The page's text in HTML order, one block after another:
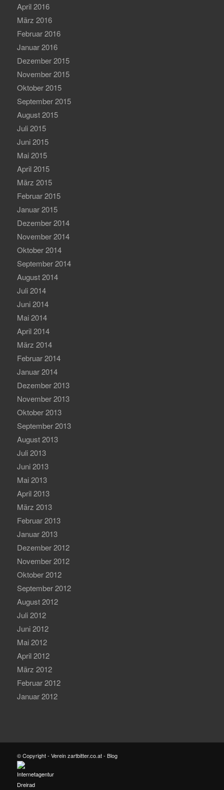
April 2016
März 2016
Februar 2016
Januar 2016
Dezember 2015
November 2015
Oktober 2015
September 2015
August 2015
Juli 2015
Juni 2015
Mai 2015
April 2015
März 2015
Februar 2015
Januar 2015
Dezember 2014
November 2014
Oktober 2014
September 2014
August 2014
Juli 2014
Juni 2014
Mai 2014
April 2014
März 2014
Februar 2014
Januar 2014
Dezember 2013
November 2013
Oktober 2013
September 2013
August 2013
Juli 2013
Juni 2013
Mai 2013
April 2013
März 2013
Februar 2013
Januar 2013
Dezember 2012
November 2012
Oktober 2012
September 2012
August 2012
Juli 2012
Juni 2012
Mai 2012
April 2012
März 2012
Februar 2012
Januar 2012
© Copyright - Verein zartbitter.co.at - Blog